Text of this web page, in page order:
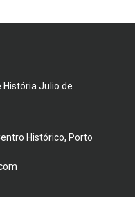
História Julio de
Histórico, Porto